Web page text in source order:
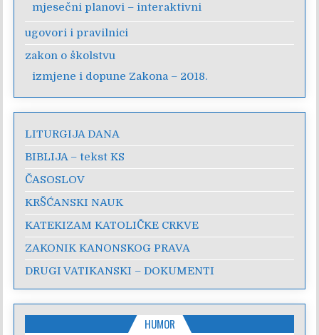
mjesečni planovi – interaktivni
ugovori i pravilnici
zakon o školstvu
izmjene i dopune Zakona – 2018.
LITURGIJA DANA
BIBLIJA – tekst KS
ČASOSLOV
KRŠĆANSKI NAUK
KATEKIZAM KATOLIČKE CRKVE
ZAKONIK KANONSKOG PRAVA
DRUGI VATIKANSKI – DOKUMENTI
HUMOR